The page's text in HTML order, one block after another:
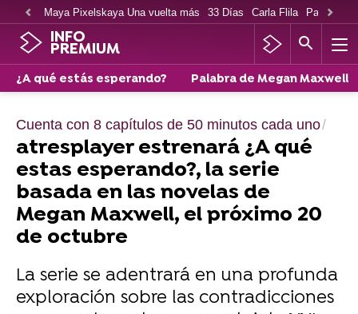
Maya Pixelskaya Una vuelta más 33 Días Carla Flila Paco
INFO
PREMIUM
¿A qué estás esperando? Palabra de Megan Maxwell
Cuenta con 8 capítulos de 50 minutos cada uno
atresplayer estrenará ¿A qué
estas esperando?, la serie
basada en las novelas de
Megan Maxwell, el próximo 20
de octubre
La serie se adentrará en una profunda
exploración sobre las contradicciones